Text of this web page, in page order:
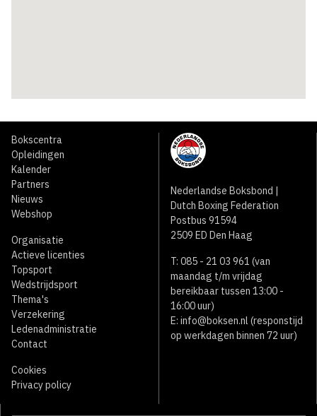
Bokscentra
Opleidingen
Kalender
Partners
Nieuws
Webshop
Organisatie
Actieve licenties
Topsport
Wedstrijdsport
Thema's
Verzekering
Ledenadministratie
Contact
Cookies
Privacy policy
Nederlandse Boksbond |
Dutch Boxing Federation
Postbus 91594
2509 ED Den Haag
T: 085 - 21 03 961 (van
maandag t/m vrijdag
bereikbaar tussen 13:00 -
16:00 uur)
E: info@boksen.nl (responstijd
op werkdagen binnen 72 uur)